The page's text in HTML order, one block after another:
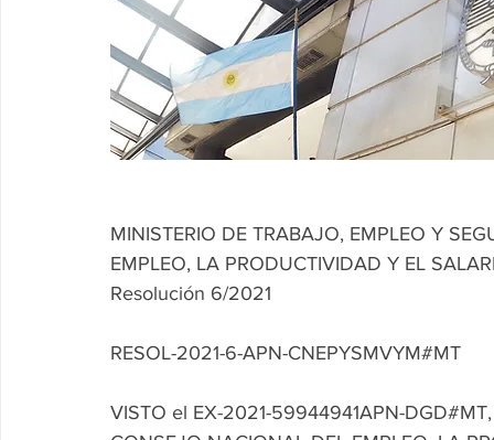
MINISTERIO DE TRABAJO, EMPLEO Y
EMPLEO, LA PRODUCTIVIDAD Y EL
Resolución 6/2021
RESOL-2021-6-APN-CNEPYSMVYM#MT
VISTO el EX-2021-59944941APN-